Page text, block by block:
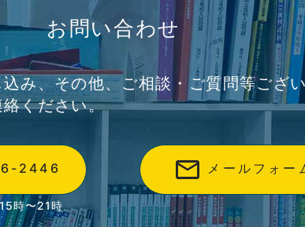
お問い合わせ
み、その他、ご相談・ご質問等ござ
ください。
2446
時〜21時
mail_outline メールフォー